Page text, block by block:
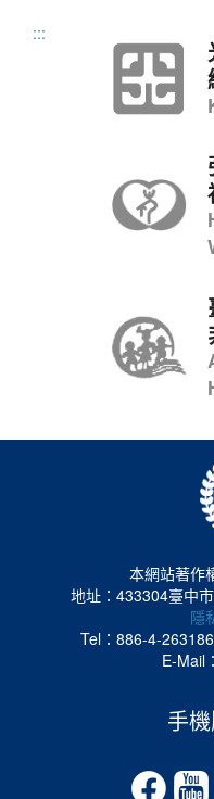
:::
本網站著作
地址：433304臺中
隱
Tel：886-4-
E-Mail
手